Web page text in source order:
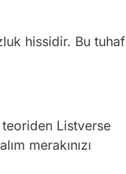
hissidir. Bu tuhaf
Listverse
merakınızı